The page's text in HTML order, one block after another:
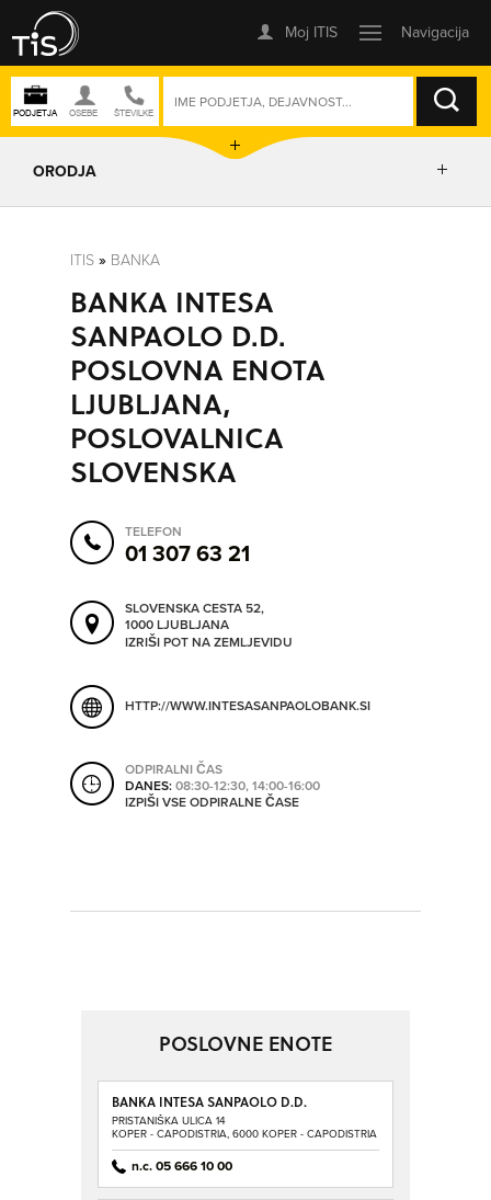
ISKANJE
SO ODPRTA V
ORODJA
POSLOVNE ENOTE
IZRIŠI POT
POŠLJI SMS
ITIS » BANKA
BANKA INTESA
SANPAOLO D.D.
POSLOVNA ENOTA
LJUBLJANA,
POSLOVALNICA
SLOVENSKA
TELEFON
01 307 63 21
SLOVENSKA CESTA 52,
1000 LJUBLJANA
IZRIŠI POT NA ZEMLJEVIDU
HTTP://WWW.INTESASANPAOLOBANK.SI
ODPIRALNI ČAS
DANES:08:30-12:30, 14:00-16:00
IZPIŠI VSE ODPIRALNE ČASE
POSLOVNE ENOTE
BANKA INTESA SANPAOLO D.D.
PRISTANIŠKA ULICA 14
KOPER - CAPODISTRIA, 6000 KOPER - CAPODISTRIA
n.c. 05 666 10 00